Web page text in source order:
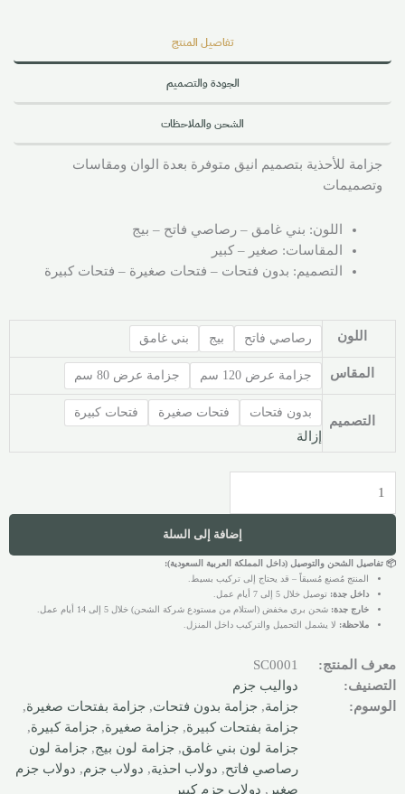
تفاصيل المنتج
الجودة والتصميم
الشحن والملاحظات
جزامة للأحذية بتصميم انيق متوفرة بعدة الوان ومقاسات
وتصميمات
اللون: بني غامق – رصاصي فاتح – بيج
المقاسات: صغير – كبير
التصميم: بدون فتحات – فتحات صغيرة – فتحات كبيرة
اللون رصاصي فاتح بيج بني غامق
المقاس جزامة عرض 120 سم جزامة عرض 80 سم
التصميم
بدون فتحات فتحات صغيرة فتحات كبيرة
إزالة
إضافة إلى السلة
📦 تفاصيل الشحن والتوصيل (داخل المملكة العربية السعودية):
المنتج مُصنع مُسبقاً – قد يحتاج إلى تركيب بسيط.
داخل جدة: توصيل خلال 5 إلى 7 أيام عمل.
خارج جدة: شحن بري مخفض (استلام من مستودع شركة الشحن) خلال 5 إلى 14 أيام عمل.
ملاحظة: لا يشمل التحميل والتركيب داخل المنزل.
معرف المنتج:
SC0001
التصنيف:
دواليب جزم
الوسوم:
جزامة, جزامة بدون فتحات, جزامة بفتحات صغيرة,
جزامة بفتحات كبيرة, جزامة صغيرة, جزامة كبيرة,
جزامة لون بني غامق, جزامة لون بيج, جزامة لون
رصاصي فاتح, دولاب احذية, دولاب جزم, دولاب جزم
صغير , دولاب جزم كبير